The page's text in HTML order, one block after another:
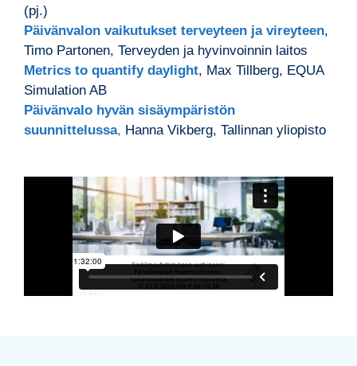
(pj.)
Päivänvalon vaikutukset terveyteen ja vireyteen,
Timo Partonen, Terveyden ja hyvinvoinnin laitos
Metrics to quantify daylight, Max Tillberg, EQUA
Simulation AB
Päivänvalo hyvän sisäympäristön
suunnittelussa, Hanna Vikberg, Tallinnan yliopisto